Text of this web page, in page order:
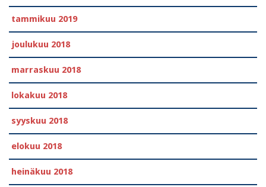
tammikuu 2019
joulukuu 2018
marraskuu 2018
lokakuu 2018
syyskuu 2018
elokuu 2018
heinäkuu 2018